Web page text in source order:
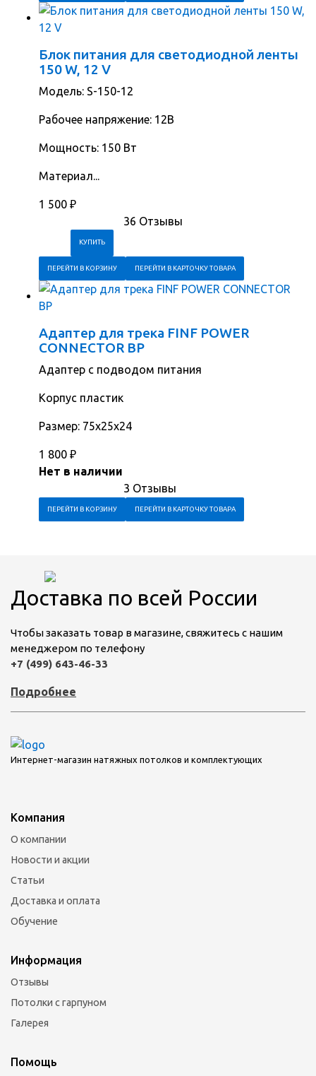
Блок питания для светодиодной ленты
150 W, 12 V
Модель: S-150-12
Рабочее напряжение: 12В
Мощность: 150 Вт
Материал...
1 500 ₽
36 Отзывы
ПЕРЕЙТИ В КОРЗИНУ ПЕРЕЙТИ В КАРТОЧКУ ТОВАРА
Адаптер для трека FINF POWER
CONNECTOR BP
Адаптер с подводом питания
Корпус пластик
Размер: 75х25х24
1 800 ₽
Нет в наличии
3 Отзывы
ПЕРЕЙТИ В КОРЗИНУ ПЕРЕЙТИ В КАРТОЧКУ ТОВАРА
Доставка по всей России
Чтобы заказать товар в магазине, свяжитесь с нашим
менеджером по телефону
+7 (499) 643-46-33
Подробнее
Интернет-магазин натяжных потолков и комплектующих
Компания
О компании
Новости и акции
Статьи
Доставка и оплата
Обучение
Информация
Отзывы
Потолки с гарпуном
Галерея
Помощь